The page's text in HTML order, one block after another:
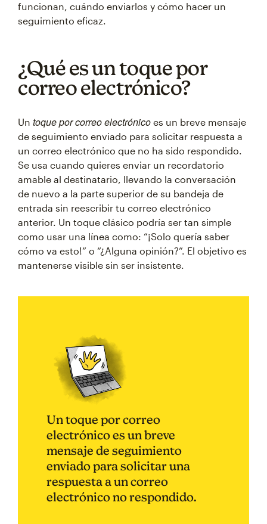
funcionan, cuándo enviarlos y cómo hacer un
seguimiento eficaz.
¿Qué es un toque por
correo electrónico?
Un toque por correo electrónico es un breve mensaje
de seguimiento enviado para solicitar respuesta a
un correo electrónico que no ha sido respondido.
Se usa cuando quieres enviar un recordatorio
amable al destinatario, llevando la conversación
de nuevo a la parte superior de su bandeja de
entrada sin reescribir tu correo electrónico
anterior. Un toque clásico podría ser tan simple
como usar una línea como: “¡Solo quería saber
cómo va esto!” o “¿Alguna opinión?”. El objetivo es
mantenerse visible sin ser insistente.
Un toque por correo
electrónico es un breve
mensaje de seguimiento
enviado para solicitar una
respuesta a un correo
electrónico no respondido.